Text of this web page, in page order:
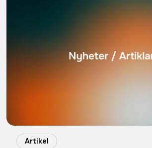
Artikel